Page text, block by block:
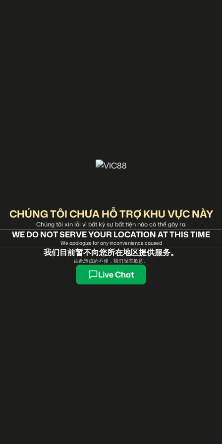
CHÚNG TÔI CHƯA HỖ TRỢ KHU VỰC NÀY
Chúng tôi xin lỗi vì bất kỳ sự bất tiện nào có thể gây ra.
WE DO NOT SERVE YOUR LOCATION AT THIS TIME
We apologize for any inconvenience caused
我们目前暂不向您所在地区提供服务。
由此造成的不便，我们深表歉意。
Live Chat